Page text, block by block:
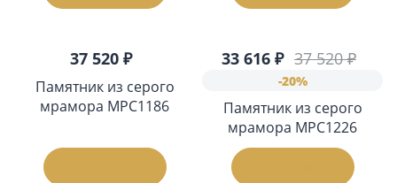
37 520 ₽
Памятник из серого
мрамора МРС1186
33 616 ₽ 37 520 ₽
-20%
Памятник из серого
мрамора МРС1226